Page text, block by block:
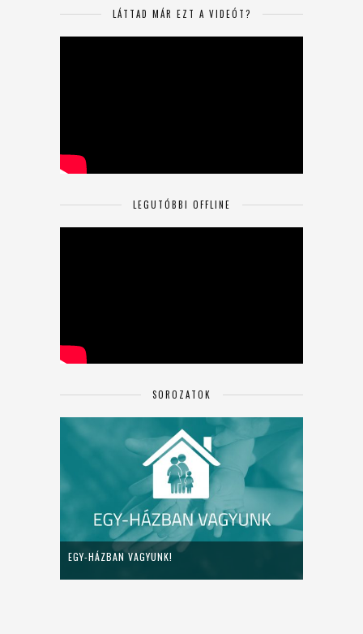
LÁTTAD MÁR EZT A VIDEÓT?
LEGUTÓBBI OFFLINE
SOROZATOK
EGY-HÁZBAN VAGYUNK!